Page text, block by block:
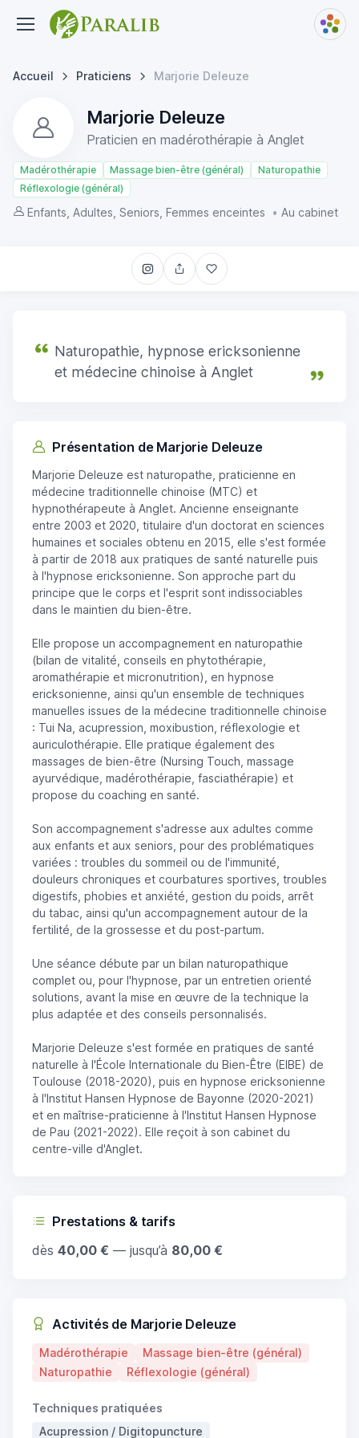
Accueil Praticiens Marjorie Deleuze
Marjorie Deleuze
Praticien en madérothérapie à Anglet
Madérothérapie Massage bien-être (général)
Naturopathie
Réflexologie (général)
Enfants, Adultes, Seniors, Femmes enceintes • Au cabinet
Naturopathie, hypnose ericksonienne
et médecine chinoise à Anglet
Présentation de Marjorie Deleuze
Marjorie Deleuze est naturopathe, praticienne en
médecine traditionnelle chinoise (MTC) et
hypnothérapeute à Anglet. Ancienne enseignante
entre 2003 et 2020, titulaire d'un doctorat en sciences
humaines et sociales obtenu en 2015, elle s'est formée
à partir de 2018 aux pratiques de santé naturelle puis
à l'hypnose ericksonienne. Son approche part du
principe que le corps et l'esprit sont indissociables
dans le maintien du bien-être.
Elle propose un accompagnement en naturopathie
(bilan de vitalité, conseils en phytothérapie,
aromathérapie et micronutrition), en hypnose
ericksonienne, ainsi qu'un ensemble de techniques
manuelles issues de la médecine traditionnelle chinoise
: Tui Na, acupression, moxibustion, réflexologie et
auriculothérapie. Elle pratique également des
massages de bien-être (Nursing Touch, massage
ayurvédique, madérothérapie, fasciathérapie) et
propose du coaching en santé.
Son accompagnement s'adresse aux adultes comme
aux enfants et aux seniors, pour des problématiques
variées : troubles du sommeil ou de l'immunité,
douleurs chroniques et courbatures sportives, troubles
digestifs, phobies et anxiété, gestion du poids, arrêt
du tabac, ainsi qu'un accompagnement autour de la
fertilité, de la grossesse et du post-partum.
Une séance débute par un bilan naturopathique
complet ou, pour l'hypnose, par un entretien orienté
solutions, avant la mise en œuvre de la technique la
plus adaptée et des conseils personnalisés.
Marjorie Deleuze s'est formée en pratiques de santé
naturelle à l'École Internationale du Bien-Être (EIBE) de
Toulouse (2018-2020), puis en hypnose ericksonienne
à l'Institut Hansen Hypnose de Bayonne (2020-2021)
et en maîtrise-praticienne à l'Institut Hansen Hypnose
de Pau (2021-2022). Elle reçoit à son cabinet du
centre-ville d'Anglet.
Prestations & tarifs
dès 40,00 € — jusqu’à 80,00 €
Activités de Marjorie Deleuze
Madérothérapie
Massage bien-être (général)
Naturopathie
Réflexologie (général)
Techniques pratiquées
Acupression / Digitopuncture